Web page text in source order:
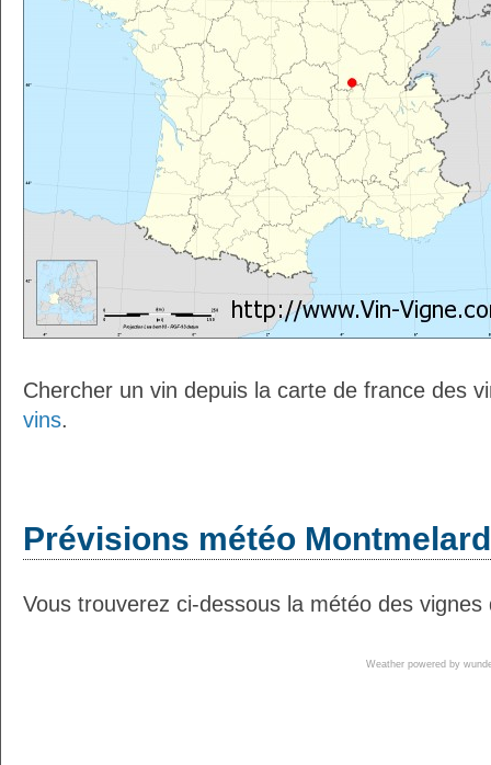
Chercher un vin depuis la carte de france des
vins.
Prévisions météo
Vous trouverez ci-dessous la météo des
Weather powered by